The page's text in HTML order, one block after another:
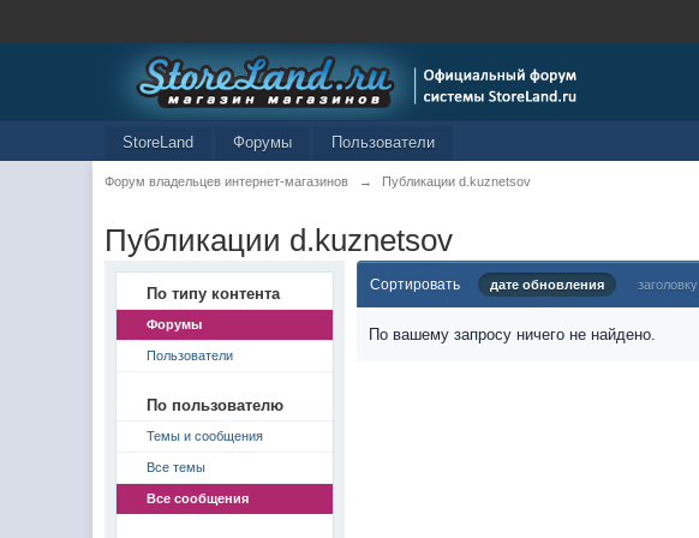
StoreLand Форумы Пользователи
Форум владельцев интернет-магазинов → Публикации d.kuznetsov
Публикации d.kuznetsov
По типу контента
Форумы
Пользователи
По пользователю
Темы и сообщения
Все темы
Все сообщения
Сортировать дате обновления заголовку
По вашему запросу ничего не найдено.